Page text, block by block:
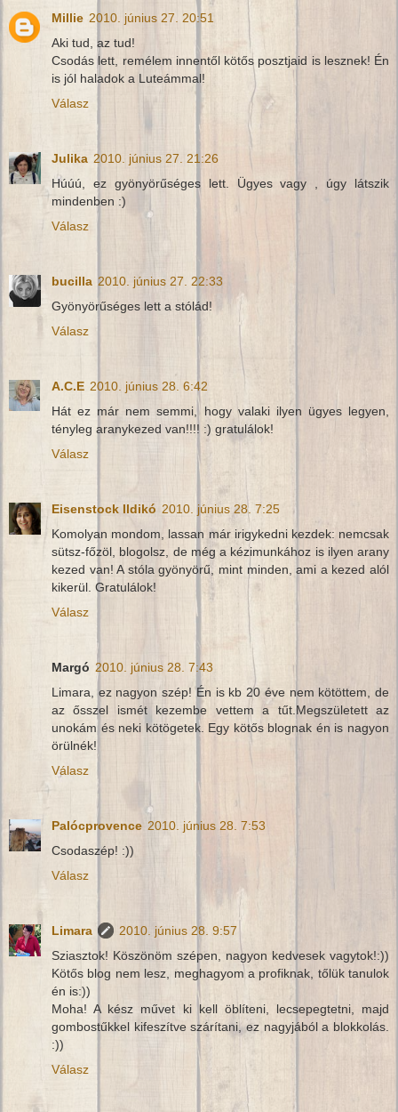
Millie 2010. június 27. 20:51
Aki tud, az tud!
Csodás lett, remélem innentől kötős posztjaid is lesznek! Én
is jól haladok a Luteámmal!
Válasz
Julika 2010. június 27. 21:26
Húúú, ez gyönyörűséges lett. Ügyes vagy , úgy látszik
mindenben :)
Válasz
bucilla 2010. június 27. 22:33
Gyönyörűséges lett a stólád!
Válasz
A.C.E 2010. június 28. 6:42
Hát ez már nem semmi, hogy valaki ilyen ügyes legyen,
tényleg aranykezed van!!!! :) gratulálok!
Válasz
Eisenstock Ildikó 2010. június 28. 7:25
Komolyan mondom, lassan már irigykedni kezdek: nemcsak
sütsz-főzöl, blogolsz, de még a kézimunkához is ilyen arany
kezed van! A stóla gyönyörű, mint minden, ami a kezed alól
kikerül. Gratulálok!
Válasz
Margó 2010. június 28. 7:43
Limara, ez nagyon szép! Én is kb 20 éve nem kötöttem, de
az ősszel ismét kezembe vettem a tűt.Megszületett az
unokám és neki kötögetek. Egy kötős blognak én is nagyon
örülnék!
Válasz
Palócprovence 2010. június 28. 7:53
Csodaszép! :))
Válasz
Limara
2010. június 28. 9:57
Sziasztok! Köszönöm szépen, nagyon kedvesek vagytok!:))
Kötős blog nem lesz, meghagyom a profiknak, tőlük tanulok
én is:))
Moha! A kész művet ki kell öblíteni, lecsepegtetni, majd
gombostűkkel kifeszítve szárítani, ez nagyjából a blokkolás.
:))
Válasz